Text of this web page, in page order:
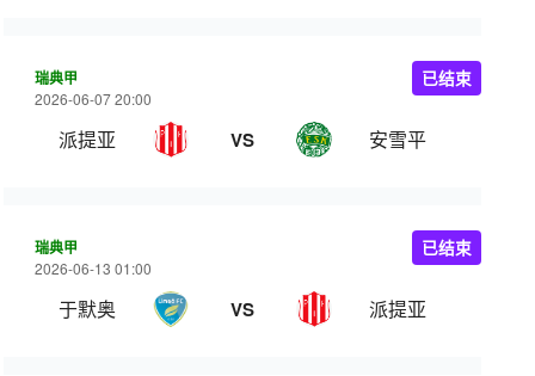
瑞典甲
2026-06-07 20:00
派提亚 VS 安雪平
已结束
瑞典甲
2026-06-13 01:00
于默奥 VS 派提亚
已结束